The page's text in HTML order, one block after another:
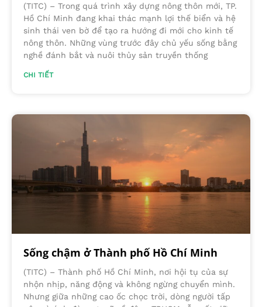
(TITC) – Trong quá trình xây dựng nông thôn mới, TP.
Hồ Chí Minh đang khai thác mạnh lợi thế biển và hệ
sinh thái ven bờ để tạo ra hướng đi mới cho kinh tế
nông thôn. Những vùng trước đây chủ yếu sống bằng
nghề đánh bắt và nuôi thủy sản truyền thống
CHI TIẾT
Sống chậm ở Thành phố Hồ Chí Minh
(TITC) – Thành phố Hồ Chí Minh, nơi hội tụ của sự
nhộn nhịp, năng động và không ngừng chuyển mình.
Nhưng giữa những cao ốc chọc trời, dòng người tấp